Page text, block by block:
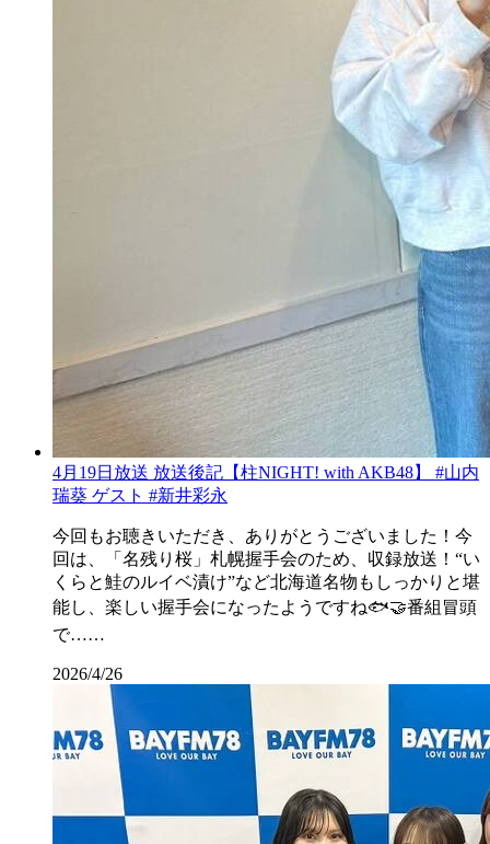
4月19日放送 放送後記【柱NIGHT! with AKB48】 #山内
瑞葵 ゲスト #新井彩永
今回もお聴きいただき、ありがとうございました！今
回は、「名残り桜」札幌握手会のため、収録放送！“い
くらと鮭のルイベ漬け”など北海道名物もしっかりと堪
能し、楽しい握手会になったようですね🐟🤝番組冒頭
で……
2026/4/26